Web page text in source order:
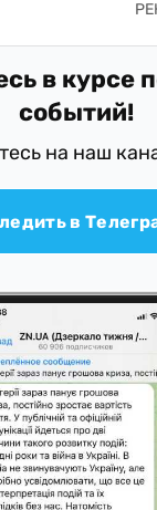
в курсе
событий!
на наш
в